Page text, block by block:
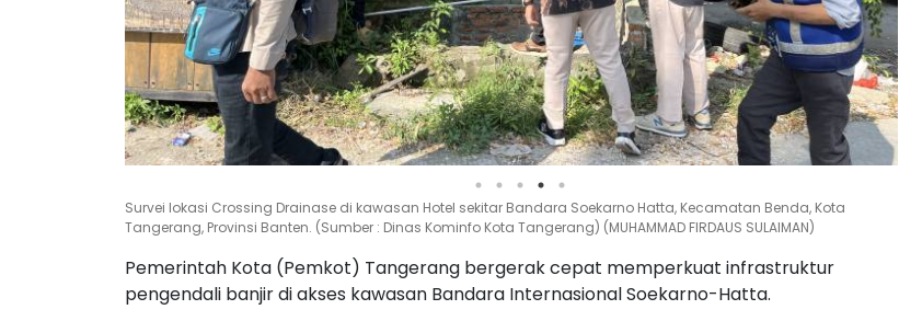
Survei lokasi Crossing Drainase di kawasan Hotel sekitar Bandara Soekarno Hatta, Kecamatan Benda, Kota
Tangerang, Provinsi Banten. (Sumber : Dinas Kominfo Kota Tangerang) (MUHAMMAD FIRDAUS SULAIMAN)
Pemerintah Kota (Pemkot) Tangerang bergerak cepat memperkuat infrastruktur
pengendali banjir di akses kawasan Bandara Internasional Soekarno-Hatta.